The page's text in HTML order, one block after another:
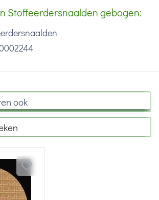
Stoffeerdersnaalden gebogen:
ook